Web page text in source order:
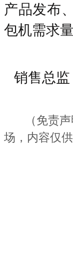
产品发布
包机需求
销售总监
（免责声
场 ， 内容仅供